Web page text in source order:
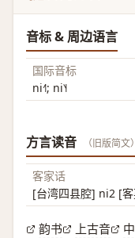
音标 & 周边语言
国际音标
ni˧˥; ni˥˧
方言读音 （旧版简文）
客家话
[台湾四县腔] ni2 [
韵书 上古音